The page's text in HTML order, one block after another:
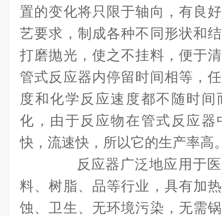
置的变化将只限于轴向，有良
艺要求，制成各种不同形状和
打磨抛光，使之不挂料，便于
管式反应器内停留时间相等，
度和化学反应速度都不随时
化，由于反应物在管式反应器
快，流速快，所以它的生产率高
反应器广泛地应用于医
料、树脂、品等行业，具有加
蚀、卫生、无环境污染，无需